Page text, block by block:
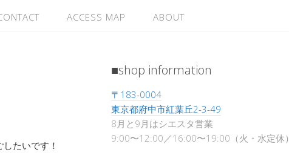
ACCESS MAP ABOUT
たいです！
■shop information
〒183-0004
東京都府中市紅葉丘2-3-49
8月と9月はシエスタ営業
9:00〜12:00／16:00〜19:00（火・水定休）